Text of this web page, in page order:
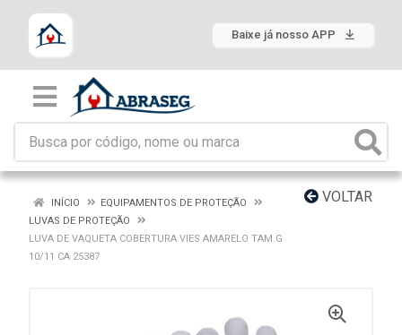
Baixe já nosso APP
VOLTAR
INÍCIO
EQUIPAMENTOS DE PROTEÇÃO
LUVAS DE PROTEÇÃO
LUVA DE VAQUETA COBERTURA VIES AMARELO TAM.G
10/11 CA 25387